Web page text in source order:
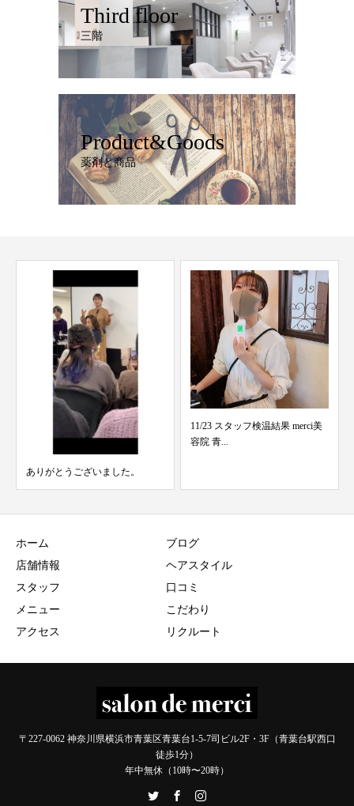
Third floor
三階
Product&Goods
薬剤と商品
11/23 スタッフ検温結果 merci美
8/7 スタッフ検温結果
ホーム
店舗情報
スタッフ
メニュー
アクセス
ブログ
ヘアスタイル
口コミ
こだわり
リクルート
〒227-0062 神奈川県横浜市青葉区青葉台1-5-7司ビル2F・3F（青葉台駅西口
徒歩1分）
年中無休（10時〜20時）